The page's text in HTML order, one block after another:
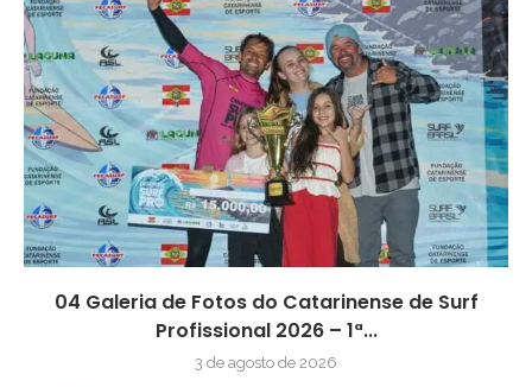
04 Galeria de Fotos do Catarinense de Surf
Profissional 2026 – 1ª...
3 de agosto de 2026